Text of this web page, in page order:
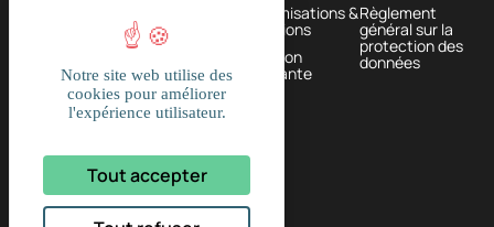
BELGIQUE
+32
(0)2
374 61
16
Règlement
général sur la
protection des
données
Optimisations &
solutions
Gestion
courante
Notre site web utilise des
cookies pour améliorer
l'expérience utilisateur.
Tout accepter